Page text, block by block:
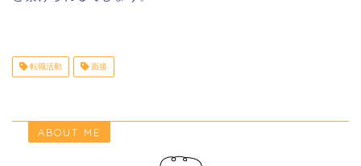
転職活動 面接
ABOUT ME